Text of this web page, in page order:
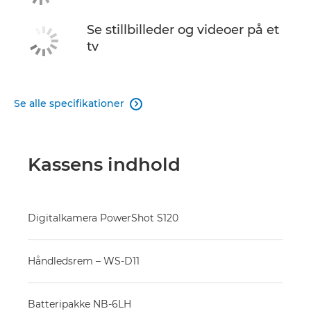
Se stillbilleder og videoer på et
tv
Se alle specifikationer 
Kassens indhold
Digitalkamera PowerShot S120
Håndledsrem – WS-D11
Batteripakke NB-6LH